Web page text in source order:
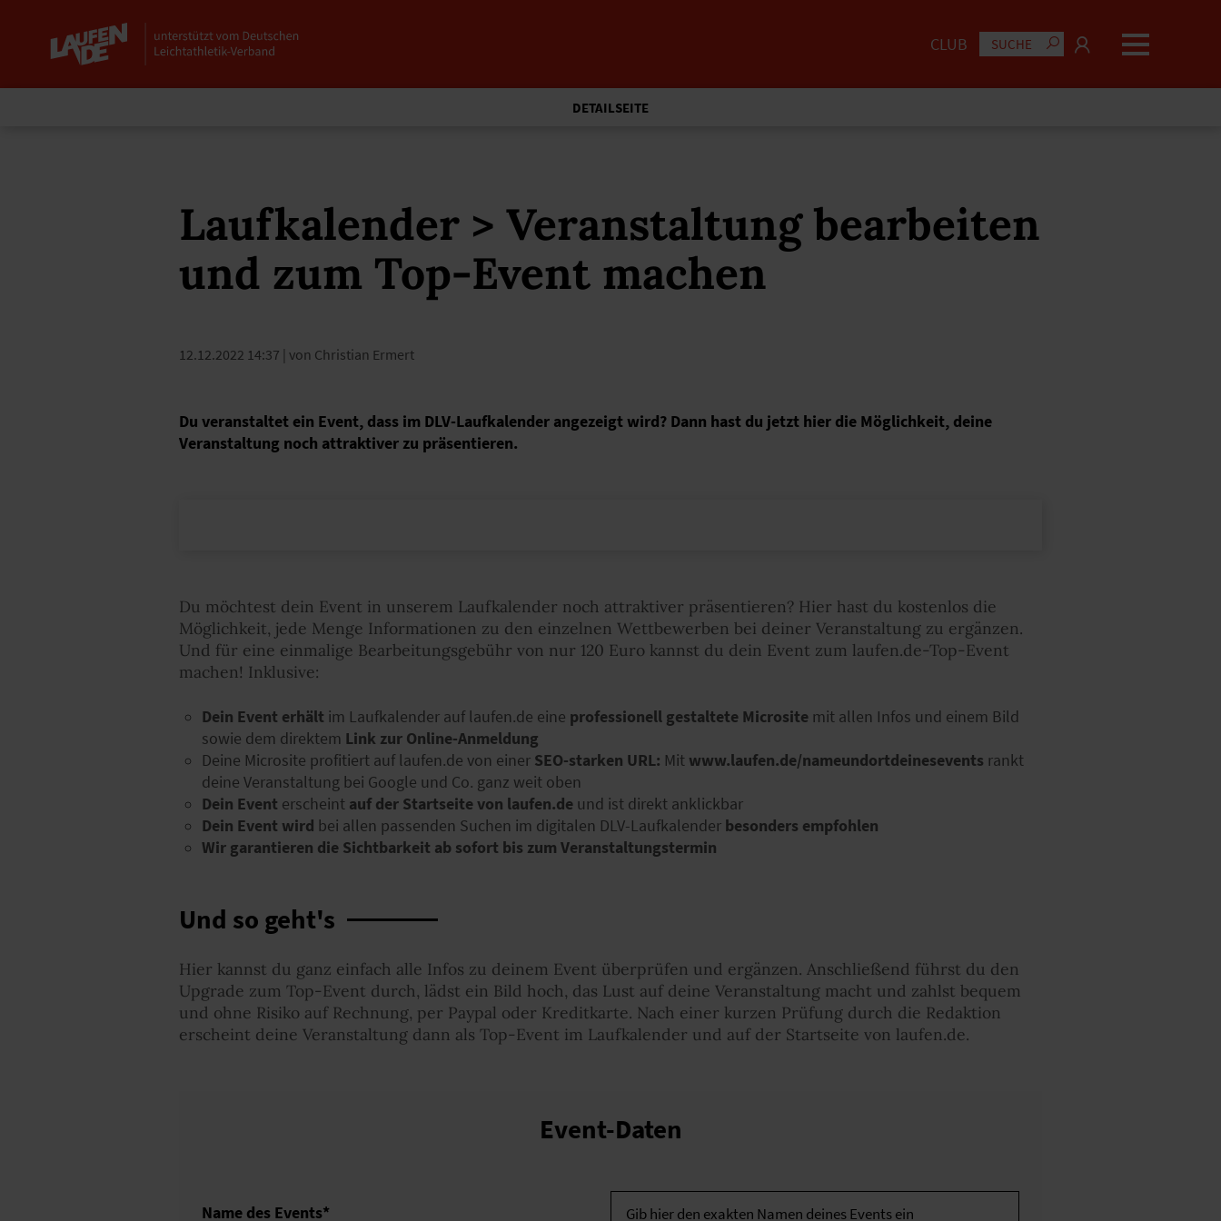
CLUB
DETAILSEITE
Laufkalender > Veranstaltung bearbeiten
und zum Top-Event machen
12.12.2022 14:37 | von Christian Ermert
Du veranstaltet ein Event, dass im DLV-Laufkalender angezeigt wird? Dann hast du jetzt hier die Möglichkeit, deine
Veranstaltung noch attraktiver zu präsentieren.
Du möchtest dein Event in unserem Laufkalender noch attraktiver präsentieren? Hier hast du kostenlos die
Möglichkeit, jede Menge Informationen zu den einzelnen Wettbewerben bei deiner Veranstaltung zu ergänzen.
Und für eine einmalige Bearbeitungsgebühr von nur 120 Euro kannst du dein Event zum laufen.de-Top-Event
machen! Inklusive:
Dein Event erhält im Laufkalender auf laufen.de eine professionell gestaltete Microsite mit allen Infos und einem Bild
sowie dem direktem Link zur Online-Anmeldung
Deine Microsite profitiert auf laufen.de von einer SEO-starken URL: Mit www.laufen.de/nameundortdeinesevents rankt
deine Veranstaltung bei Google und Co. ganz weit oben
Dein Event erscheint auf der Startseite von laufen.de und ist direkt anklickbar
Dein Event wird bei allen passenden Suchen im digitalen DLV-Laufkalender besonders empfohlen
Wir garantieren die Sichtbarkeit ab sofort bis zum Veranstaltungstermin
Und so geht's
Hier kannst du ganz einfach alle Infos zu deinem Event überprüfen und ergänzen. Anschließend führst du den
Upgrade zum Top-Event durch, lädst ein Bild hoch, das Lust auf deine Veranstaltung macht und zahlst bequem
und ohne Risiko auf Rechnung, per Paypal oder Kreditkarte. Nach einer kurzen Prüfung durch die Redaktion
erscheint deine Veranstaltung dann als Top-Event im Laufkalender und auf der Startseite von laufen.de.
Event-Daten
Name des Events*